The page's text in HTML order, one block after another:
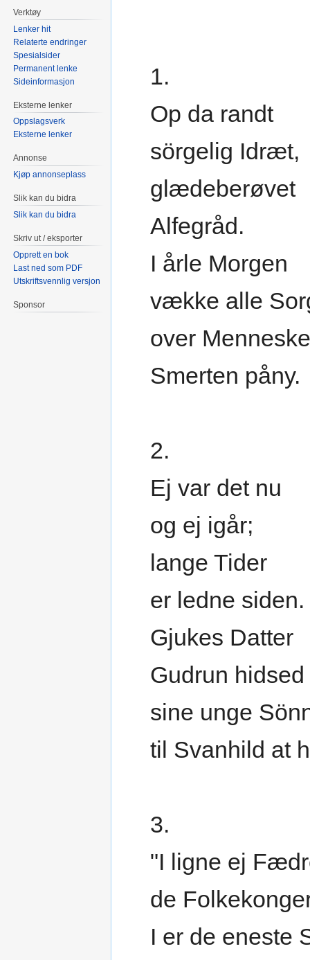
1.
Op da randt
sörgelig Idræt,
glædeberøvet
Alfegråd.
I årle Morgen
vække alle
over
Smerten påny.
2.
Ej var det nu
og ej igår;
lange Tider
er ledne siden.
Gjukes Datter
Gudrun hidsed
sine unge
til Svanhild at
3.
"I ligne ej
de
I er de eneste
Verktøy
Lenker hit
Relaterte endringer
Spesialsider
Permanent lenke
Sideinformasjon
Eksterne lenker
Oppslagsverk
Eksterne lenker
Annonse
Kjøp annonseplass
Slik kan du bidra
Slik kan du bidra
Skriv ut / eksporter
Opprett en bok
Last ned som PDF
Utskriftsvennlig versjon
Sponsor